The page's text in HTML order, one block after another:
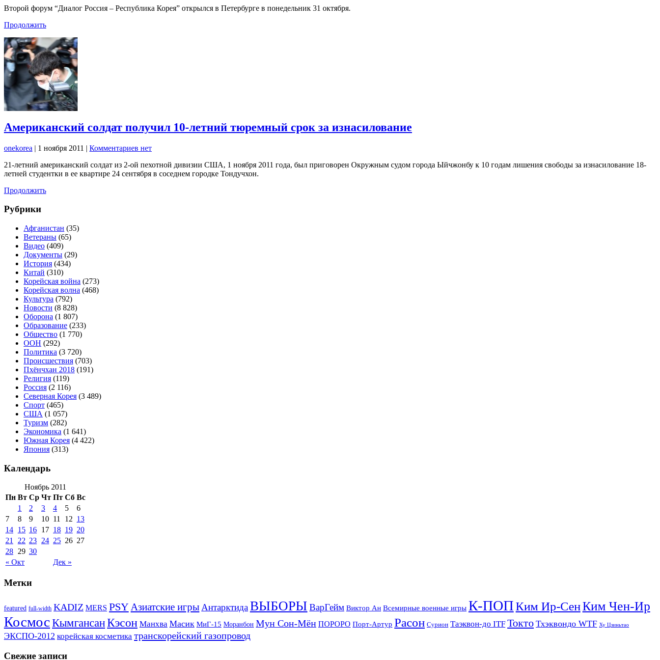
Второй форум “Диалог Россия – Республика Корея” открылся в Петербурге в понедельник 31 октября.
Продолжить
Американский солдат получил 10-летний тюремный срок за изнасилование
onekorea | 1 ноября 2011 | Комментариев нет
21-летний американский солдат из 2-ой пехотной дивизии США, 1 ноября 2011 года, был приговорен Окружным судом города Ыйчжонбу к 10 годам лишения свободы за изнасилование 18-
летней студентки в ее квартире 24 сентября в соседнем городке Тондучхон.
Продолжить
Рубрики
Афганистан (35)
Ветераны (65)
Видео (409)
Документы (29)
История (434)
Китай (310)
Корейская война (273)
Корейская волна (468)
Культура (792)
Новости (8 828)
Оборона (1 807)
Образование (233)
Общество (1 770)
ООН (292)
Политика (3 720)
Происшествия (703)
Пхёнчхан 2018 (191)
Религия (119)
Россия (2 116)
Северная Корея (3 489)
Спорт (465)
США (1 057)
Туризм (282)
Экономика (1 641)
Южная Корея (4 422)
Япония (313)
Календарь
Ноябрь 2011
Пн Вт Ср Чт Пт Сб Вс
« Окт Дек »
1 2 3 4 5
6
7
8 9 10 11 12 13
14 15 16 17 18 19 20
21
22 23 24 25 26 27
28 29 30
Метки
featured full-width KADIZ MERS PSYАзиатские игры АнтарктидаВЫБОРЫ ВарГейм Виктор Ан Всемирные военные игры К-ПОПКим Ир-СенКим Чен-Ир
Космос КымгансанКэсон Манхва Масик МиГ-15 Моранбон Мун Сон-Мён ПОРОРО Порт-Артур Расон Сурион Таэквон-до ITF Токто Тхэквондо WTF Ху Цзиньтао
ЭКСПО-2012 корейская косметика транскорейский газопровод
Свежие записи